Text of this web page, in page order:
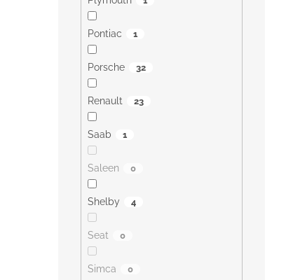
Pontiac 1
Porsche 32
Renault 23
Saab 1
Saleen 0
Shelby 4
Seat 0
Simca 0